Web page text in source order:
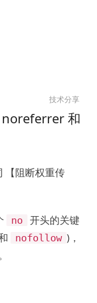
技术分享
和
【阻断权重传
no
开头的关键
nofollow )，